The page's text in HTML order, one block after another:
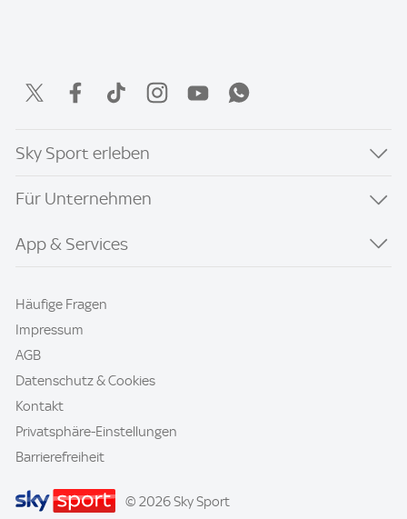
Sky Sport erleben
Für Unternehmen
App & Services
Häufige Fragen
Impressum
AGB
Datenschutz & Cookies
Kontakt
Privatsphäre-Einstellungen
Barrierefreiheit
© 2026 Sky Sport